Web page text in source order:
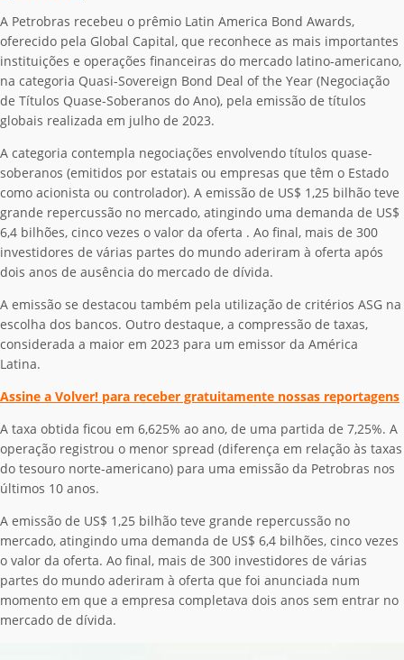
A Petrobras recebeu o prêmio Latin America Bond Awards,
oferecido pela Global Capital, que reconhece as mais importantes
instituições e operações financeiras do mercado latino-americano,
na categoria Quasi-Sovereign Bond Deal of the Year (Negociação
de Títulos Quase-Soberanos do Ano), pela emissão de títulos
globais realizada em julho de 2023.
A categoria contempla negociações envolvendo títulos quase-
soberanos (emitidos por estatais ou empresas que têm o Estado
como acionista ou controlador). A emissão de US$ 1,25 bilhão teve
grande repercussão no mercado, atingindo uma demanda de US$
6,4 bilhões, cinco vezes o valor da oferta . Ao final, mais de 300
investidores de várias partes do mundo aderiram à oferta após
dois anos de ausência do mercado de dívida.
A emissão se destacou também pela utilização de critérios ASG na
escolha dos bancos. Outro destaque, a compressão de taxas,
considerada a maior em 2023 para um emissor da América
Latina.
Assine a Volver! para receber gratuitamente nossas reportagens
A taxa obtida ficou em 6,625% ao ano, de uma partida de 7,25%. A
operação registrou o menor spread (diferença em relação às taxas
do tesouro norte-americano) para uma emissão da Petrobras nos
últimos 10 anos.
A emissão de US$ 1,25 bilhão teve grande repercussão no
mercado, atingindo uma demanda de US$ 6,4 bilhões, cinco vezes
o valor da oferta. Ao final, mais de 300 investidores de várias
partes do mundo aderiram à oferta que foi anunciada num
momento em que a empresa completava dois anos sem entrar no
mercado de dívida.